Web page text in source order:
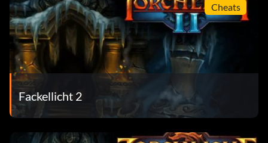
Cheats
Fackellicht 2